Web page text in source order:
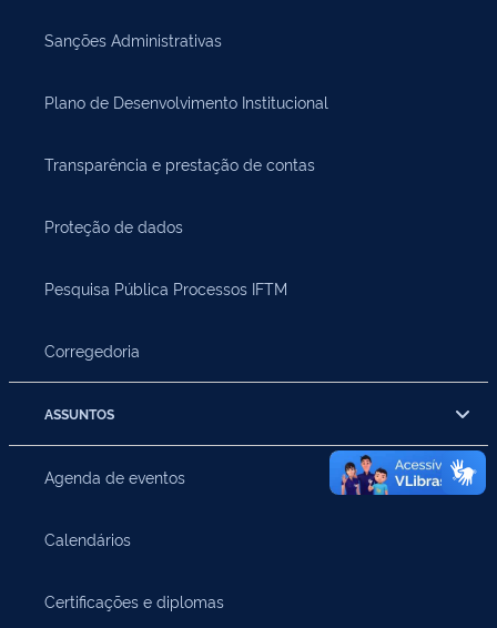
Sanções Administrativas
Plano de Desenvolvimento Institucional
Transparência e prestação de contas
Proteção de dados
Pesquisa Pública Processos IFTM
Corregedoria
ASSUNTOS
Agenda de eventos
Calendários
Certificações e diplomas